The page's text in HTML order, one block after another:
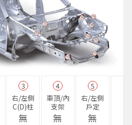
3
右/左側
C(D)柱
無
4
車頂/內
支架
無
5
右/左側
戶定
無